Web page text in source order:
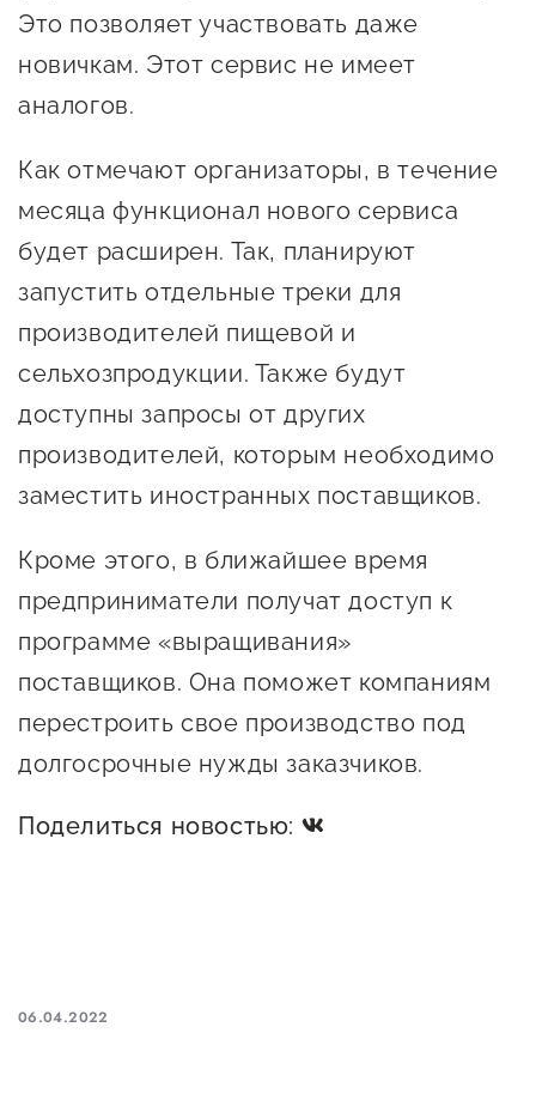
предпринимателей
Проекты
О центре
Поддержка центра
предпринимателей
Истории успеха
Оказание услуг в
социальной сфере
Центр финансовой
поддержки
О центре
Истории успеха
технологического и
креативного
предпринимательства
О центре
Обучающие
мероприятия
Поддержка центра
Онлайн-витрина
Экскурсии на
Нормативные
документы
Центр поддержки экспорта
Справочник
предпринимателя
Органы власти
предоставляющие поддержку
Каталог маркетплейсов
Каталог креативной
продукции
бизнеса
Это позволяет участвовать даже
новичкам. Этот сервис не имеет
аналогов.
Как отмечают организаторы, в течение
месяца функционал нового сервиса
будет расширен. Так, планируют
запустить отдельные треки для
производителей пищевой и
сельхозпродукции. Также будут
доступны запросы от других
производителей, которым необходимо
заместить иностранных поставщиков.
Кроме этого, в ближайшее время
предприниматели получат доступ к
программе «выращивания»
поставщиков. Она поможет компаниям
перестроить свое производство под
долгосрочные нужды заказчиков.
Поделиться новостью:
06.04.2022